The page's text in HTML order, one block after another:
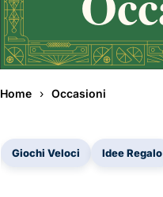
Home Occasioni
Giochi Veloci Idee Regalo